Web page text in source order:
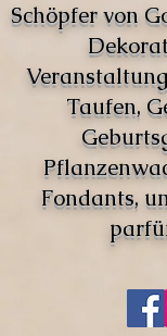
Schöpfer von
Taufen,
Fondants,